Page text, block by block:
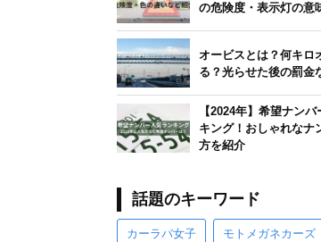
の危険度・表示灯の意
オービスとは？何キロ
る？光らせた後の罰金
【2024年】希望ナン
キング！おしゃれなナ
方を紹介
話題のキーワード
カーラバ女子 モトメガネカーズ